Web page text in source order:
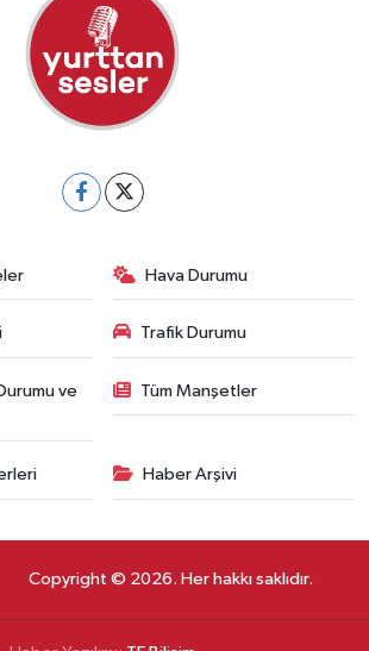
Hava Durumu
Trafik Durumu
ve
Tüm Manşetler
Haber Arşivi
Copyright © 2026. Her hakkı saklıdır.